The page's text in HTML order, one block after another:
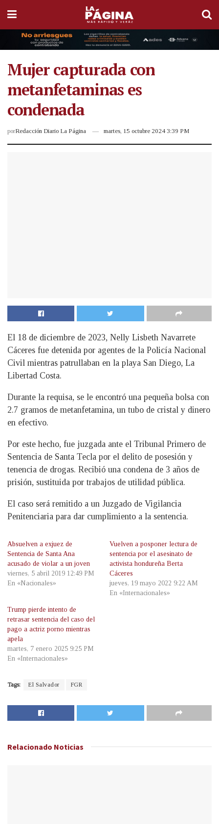
Mujer capturada con
metanfetaminas es
condenada
porRedacción Diario La Página martes, 15 octubre 2024 3:39 PM
El 18 de diciembre de 2023, Nelly Lisbeth Navarrete
Cáceres fue detenida por agentes de la Policía Nacional
Civil mientras patrullaban en la playa San Diego, La
Libertad Costa.
Durante la requisa, se le encontró una pequeña bolsa con
2.7 gramos de metanfetamina, un tubo de cristal y dinero
en efectivo.
Por este hecho, fue juzgada ante el Tribunal Primero de
Sentencia de Santa Tecla por el delito de posesión y
tenencia de drogas. Recibió una condena de 3 años de
prisión, sustituida por trabajos de utilidad pública.
El caso será remitido a un Juzgado de Vigilancia
Penitenciaria para dar cumplimiento a la sentencia.
Absuelven a exjuez de
Sentencia de Santa Ana
acusado de violar a un joven
viernes, 5 abril 2019 12:49 PM
En «Nacionales»
Vuelven a posponer lectura de
sentencia por el asesinato de
activista hondureña Berta
Cáceres
jueves, 19 mayo 2022 9:22 AM
En «Internacionales»
Trump pierde intento de
retrasar sentencia del caso del
pago a actriz porno mientras
apela
martes, 7 enero 2025 9:25 PM
En «Internacionales»
Tags: El Salvador FGR
Relacionado Noticias